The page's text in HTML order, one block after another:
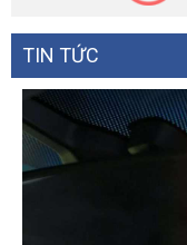
TIN TỨC